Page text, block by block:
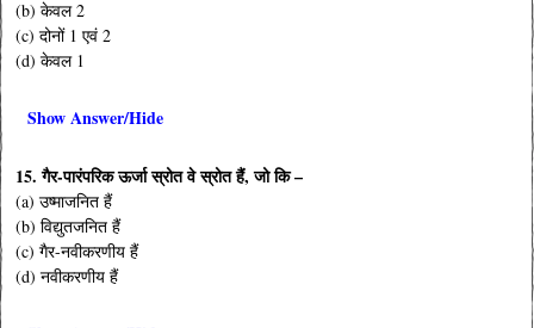
(b) केवल 2
(c) दोनों 1 एवं 2
(d) केवल 1
Show Answer/Hide
15. गैर-पारंपरिक ऊर्जा स्रोत वे स्रोत हैं, जो कि –
(a) उष्माजनित हैं
(b) विद्युतजनित हैं
(c) गैर-नवीकरणीय हैं
(d) नवीकरणीय हैं